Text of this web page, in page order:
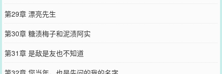
第29章 漂亮先生
第30章 糖渍梅子和泥渍阿实
第31章 是敌是友也不知道